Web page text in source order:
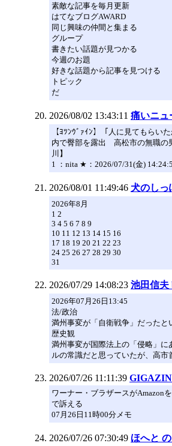
素敵な記事を毎月更新
はてなブログAWARD
同じ興味の仲間と集まる
グループ
書きたい話題が見つかる
今週のお題
好きな話題から記事を見つける
トピック
だ
2026/08/02 13:43:11 痛いニュ
【ﾖﾂﾝｳﾞｧｲﾝ】「人に見てもらい
内で臀部を露出 高松市の無職の
川】
1 ：nita ★：2026/07/31(金)
2026/08/01 11:49:46 犬のしっ
2026年8月
1 2
3 4 5 6 7 8 9
10 11 12 13 14 15 16
17 18 19 20 21 22 23
24 25 26 27 28 29 30
31
2026/07/29 14:08:23 池田信夫
2026年07月26日13:45
法/政治
満州事変が「自衛戦争」だったと
歴史観
満州事変が国際法上の「侵略」に
ルの常識だと思っていたが、高市
2026/07/26 11:11:39
ワーナー・ブラザースがAmazon
で訴える
07月26日11時00分メモ
2026/07/26 07:30:49 ほへと